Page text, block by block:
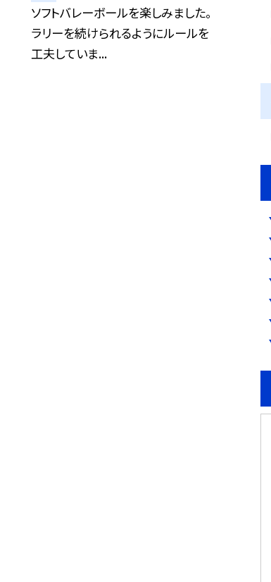
ソフトバレーボールを楽しみました。
ラリーを続けられるようにルールを
工夫していま...